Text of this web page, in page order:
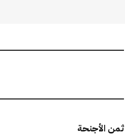
ثمن الأجنحة